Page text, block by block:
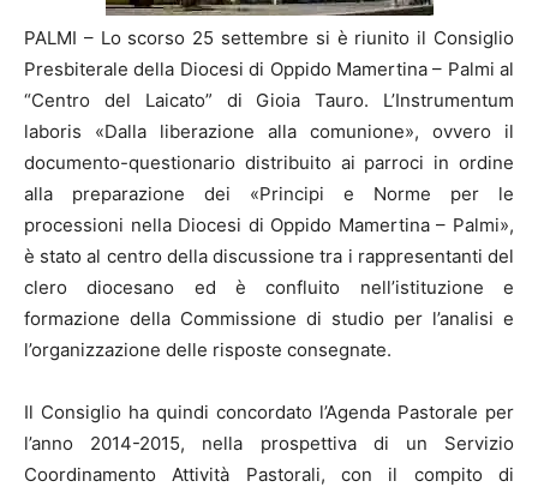
PALMI – Lo scorso 25 settembre si è riunito il Consiglio
Presbiterale della Diocesi di Oppido Mamertina – Palmi al
“Centro del Laicato” di Gioia Tauro. L’Instrumentum
laboris «Dalla liberazione alla comunione», ovvero il
documento-questionario distribuito ai parroci in ordine
alla preparazione dei «Principi e Norme per le
processioni nella Diocesi di Oppido Mamertina – Palmi»,
è stato al centro della discussione tra i rappresentanti del
clero diocesano ed è confluito nell’istituzione e
formazione della Commissione di studio per l’analisi e
l’organizzazione delle risposte consegnate.
Il Consiglio ha quindi concordato l’Agenda Pastorale per
l’anno 2014-2015, nella prospettiva di un Servizio
Coordinamento Attività Pastorali, con il compito di